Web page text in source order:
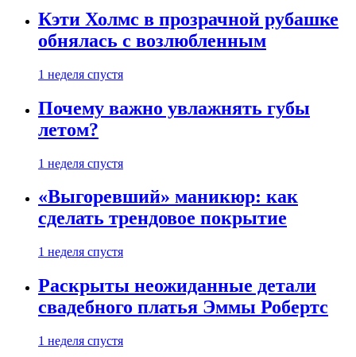
Кэти Холмс в прозрачной рубашке
обнялась с возлюбленным
1 неделя спустя
Почему важно увлажнять губы
летом?
1 неделя спустя
«Выгоревший» маникюр: как
сделать трендовое покрытие
1 неделя спустя
Раскрыты неожиданные детали
свадебного платья Эммы Робертс
1 неделя спустя